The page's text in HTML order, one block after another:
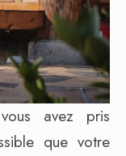
avez pris
que votre